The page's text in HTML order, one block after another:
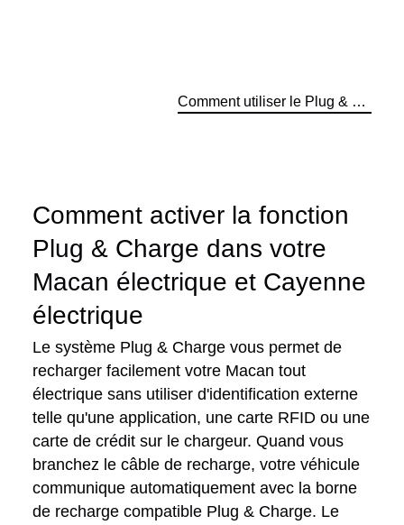
Comment utiliser le Plug & Charge pour mon Macan Electric ?
Comment activer la fonction
Plug & Charge dans votre
Macan électrique et Cayenne
électrique
Le système Plug & Charge vous permet de
recharger facilement votre Macan tout
électrique sans utiliser d'identification externe
telle qu'une application, une carte RFID ou une
carte de crédit sur le chargeur. Quand vous
branchez le câble de recharge, votre véhicule
communique automatiquement avec la borne
de recharge compatible Plug & Charge. Le